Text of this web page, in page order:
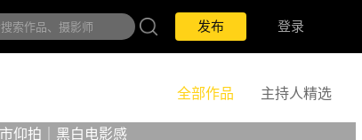
发布 登录
全部作品 主持人精选